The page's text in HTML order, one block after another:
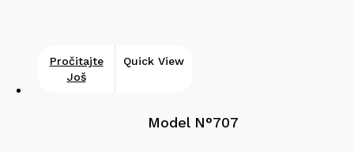
Pročitajte
Još
Quick View
Model N°707